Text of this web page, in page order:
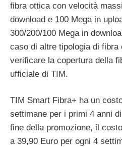
fibra ottica con velocità
download e 100 Mega in
300/200/100 Mega in
caso di altre tipologia di fibra
verificare la copertura della
ufficiale di TIM.
TIM Smart Fibra+ ha un
settimane per i primi 4 anni
fine della promozione, il
a 39,90 Euro per ogni 4